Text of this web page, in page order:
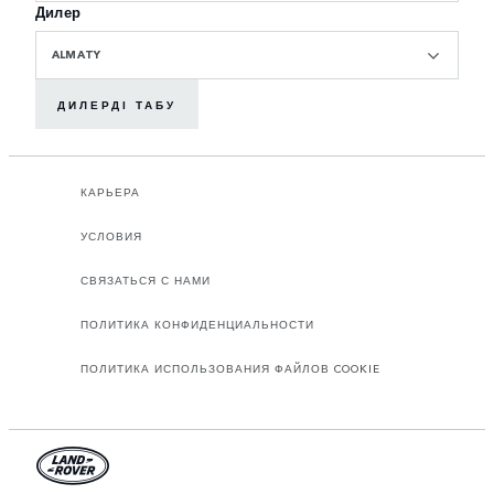
Дилер
ALMATY
ДИЛЕРДІ ТАБУ
КАРЬЕРА
УСЛОВИЯ
СВЯЗАТЬСЯ С НАМИ
ПОЛИТИКА КОНФИДЕНЦИАЛЬНОСТИ
ПОЛИТИКА ИСПОЛЬЗОВАНИЯ ФАЙЛОВ COOKIE